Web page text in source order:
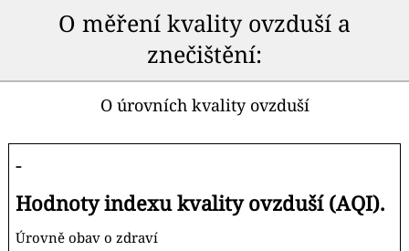
O měření kvality ovzduší a
znečištění:
O úrovních kvality ovzduší
-
Hodnoty indexu kvality ovzduší (AQI).
Úrovně obav o zdraví